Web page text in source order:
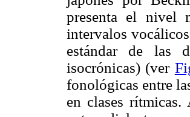
presenta el nivel
intervalos
estándar de las
isocrónicas) (ver
fonológicas entre
en clases rítmicas.